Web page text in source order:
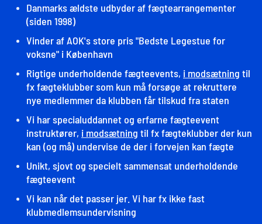
Danmarks ældste udbyder af fægtearrangementer
(siden 1998)
Vinder af AOK's store pris "Bedste Legestue for
voksne" i København
Rigtige underholdende fægteevents, i modsætning til
fx fægteklubber som kun må forsøge at rekruttere
nye medlemmer da klubben får tilskud fra staten
Vi har specialuddannet og erfarne fægteevent
instruktører, i modsætning til fx fægteklubber der kun
kan (og må) undervise de der i forvejen kan fægte
Unikt, sjovt og specielt sammensat underholdende
fægteevent
Vi kan når det passer jer. Vi har fx ikke fast
klubmedlemsundervisning